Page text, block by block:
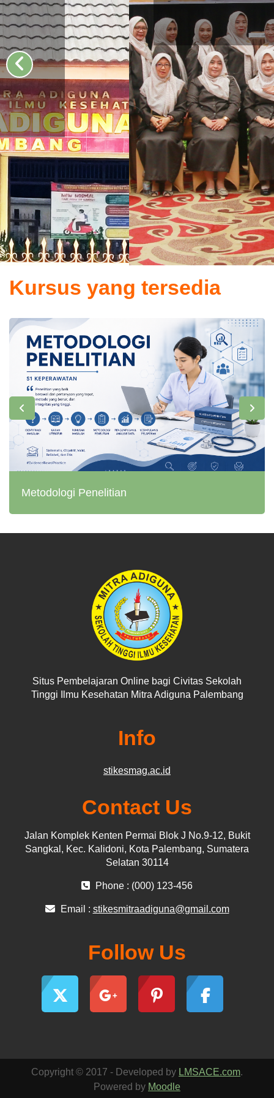
Kursus yang tersedia
Metodologi Penelitian
Situs Pembelajaran Online bagi Civitas Sekolah
Tinggi Ilmu Kesehatan Mitra Adiguna Palembang
Info
stikesmag.ac.id
Contact Us
Jalan Komplek Kenten Permai Blok J No.9-12, Bukit
Sangkal, Kec. Kalidoni, Kota Palembang, Sumatera
Selatan 30114
Phone : (000) 123-456
Email : stikesmitraadiguna@gmail.com
Follow Us
Copyright © 2017 - Developed by LMSACE.com.
Powered by Moodle